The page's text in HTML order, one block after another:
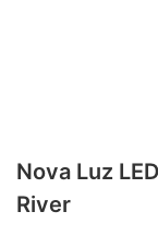
Nova Luz
River